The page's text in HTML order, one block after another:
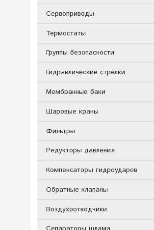
Сервоприводы
Термостаты
Группы безопасности
Гидравлические стрелки
Мембранные баки
Шаровые краны
Фильтры
Редукторы давления
Компенсаторы гидроударов
Обратные клапаны
Воздухоотводчики